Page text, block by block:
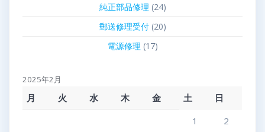
純正部品修理 (24)
郵送修理受付(20)
電源修理 (17)
2025年2月
月 火 水 木 金 土
日
1
2